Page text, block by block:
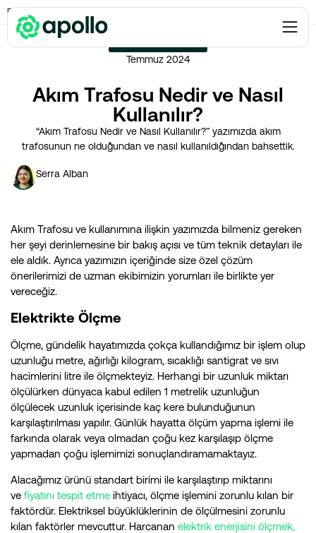
Enerji Verimliliği
Temmuz 2024
Akım Trafosu Nedir ve Nasıl
Kullanılır?
“Akım Trafosu Nedir ve Nasıl Kullanılır?” yazımızda akım
trafosunun ne olduğundan ve nasıl kullanıldığından bahsettik.
Serra Alban
Akım Trafosu ve kullanımına ilişkin yazımızda bilmeniz gereken
her şeyi derinlemesine bir bakış açısı ve tüm teknik detayları ile
ele aldık. Ayrıca yazımızın içeriğinde size özel çözüm
önerilerimizi de uzman ekibimizin yorumları ile birlikte yer
vereceğiz.
Elektrikte Ölçme
Ölçme, gündelik hayatımızda çokça kullandığımız bir işlem olup
uzunluğu metre, ağırlığı kilogram, sıcaklığı santigrat ve sıvı
hacimlerini litre ile ölçmekteyiz. Herhangi bir uzunluk miktarı
ölçülürken dünyaca kabul edilen 1 metrelik uzunluğun
ölçülecek uzunluk içerisinde kaç kere bulunduğunun
karşılaştırılması yapılır. Günlük hayatta ölçüm yapma işlemi ile
farkında olarak veya olmadan çoğu kez karşılaşıp ölçme
yapmadan çoğu işlemimizi sonuçlandıramamaktayız.
Alacağımız ürünü standart birimi ile karşılaştırıp miktarını
ve fiyatını tespit etme ihtiyacı, ölçme işlemini zorunlu kılan bir
faktördür. Elektriksel büyüklüklerinin de ölçülmesini zorunlu
kılan faktörler mevcuttur. Harcanan elektrik enerjisini ölçmek,